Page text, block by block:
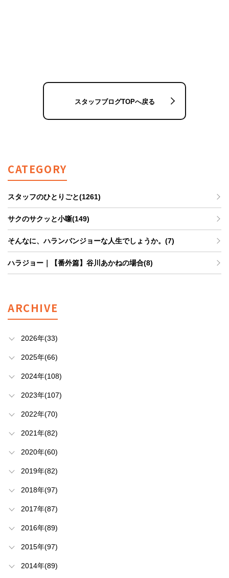
スタッフブログTOPへ戻る
CATEGORY
スタッフのひとりごと(1261)
サクのサクッと小噺(149)
そんなに、ハランバンジョーな人生でしょうか。(7)
ハラジョー｜【番外篇】谷川あかねの場合(8)
ARCHIVE
2026年(33)
2025年(66)
2024年(108)
2023年(107)
2022年(70)
2021年(82)
2020年(60)
2019年(82)
2018年(97)
2017年(87)
2016年(89)
2015年(97)
2014年(89)